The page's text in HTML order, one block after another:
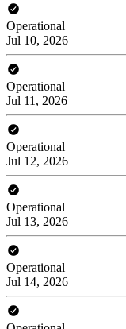
Operational
Jul 10, 2026
Operational
Jul 11, 2026
Operational
Jul 12, 2026
Operational
Jul 13, 2026
Operational
Jul 14, 2026